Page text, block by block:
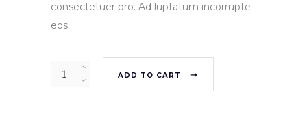
consectetuer pro. Ad luptatum incorrupte
eos.
Quantity ADD TO CART